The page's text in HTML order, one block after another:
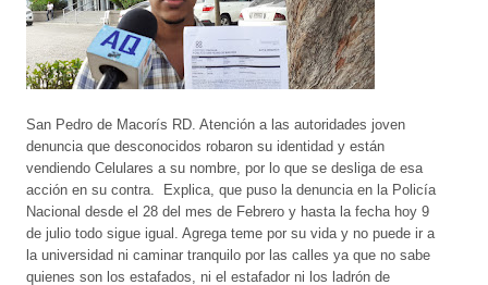
San Pedro de Macorís RD. Atención a las autoridades joven
denuncia que desconocidos robaron su identidad y están
vendiendo Celulares a su nombre, por lo que se desliga de esa
acción en su contra. Explica, que puso la denuncia en la Policía
Nacional desde el 28 del mes de Febrero y hasta la fecha hoy 9
de julio todo sigue igual. Agrega teme por su vida y no puede ir a
la universidad ni caminar tranquilo por las calles ya que no sabe
quienes son los estafados, ni el estafador ni los ladrón de